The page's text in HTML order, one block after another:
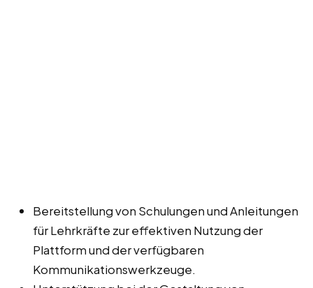
Bereitstellung von Schulungen und Anleitungen
für Lehrkräfte zur effektiven Nutzung der
Plattform und der verfügbaren
Kommunikationswerkzeuge.